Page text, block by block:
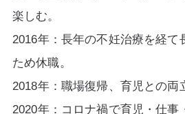
楽しむ。
2016年：長年の不妊治療を経て
ため休職。
2018年：職場復帰、育児との両
2020年：コロナ禍で育児・仕事